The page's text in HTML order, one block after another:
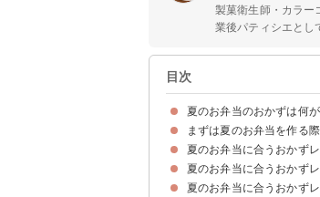
製菓衛生師・カラー
業後パティシエとし
目次
夏のお弁当のおかずは何が
まずは夏のお弁当を作る
①傷みやすい具材・ソース
②容器・手は清潔にする
③持ち運ぶ際は保冷剤を忘
夏のお弁当に合うおかずレ
①牛肉の梅煮
②肉巻きごぼうのお酢煮
③夏野菜の味噌豚肉巻き
④ささみの梅しそ焼き
⑤唐揚げの南蛮漬け
⑥手羽元のお酢煮
⑦ゴーヤの肉詰め
⑧ピーマンの肉詰め
夏のお弁当に合うおかずレ
①ぶりの梅和え
②いわしの蒲焼き
③鮭の南蛮漬け
④えびとオクラのカレー炒
⑤さばのピリ辛焼き
⑥サバ缶のカレー春巻き
⑦白身魚のレモンマスター
⑧えびチリ
夏のお弁当に合うおかずレ